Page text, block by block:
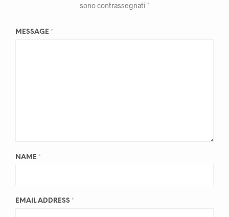
sono contrassegnati *
MESSAGE *
NAME *
EMAIL ADDRESS *